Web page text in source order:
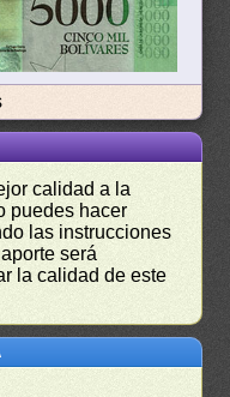
calidad a la
puedes hacer
las instrucciones
será
la calidad de este